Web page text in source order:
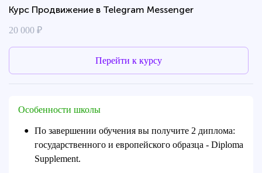
Курс Продвижение в Telegram Messenger
20 000 ₽
Перейти к курсу
Особенности школы
●
По завершении обучения вы получите 2 диплома:
государственного и европейского образца - Diploma
Supplement.